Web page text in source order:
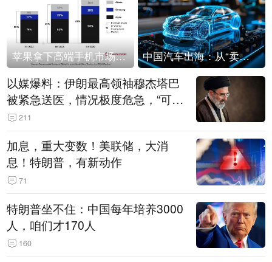
苹果拿下高端手机市场65%的份额：iPhone 17系列功不可没 中国汽车出海：从“卖出去”到“走进去”
以媒爆料：伊朗最高领袖穆杰塔巴
被紧急送医，情况极度危急，“可能
随时会死去”
211
加息，重大变数！美联储，大消
息！特朗普，有新动作
71
特朗普坐不住：中国每年培养3000
人，咱们才170人
160